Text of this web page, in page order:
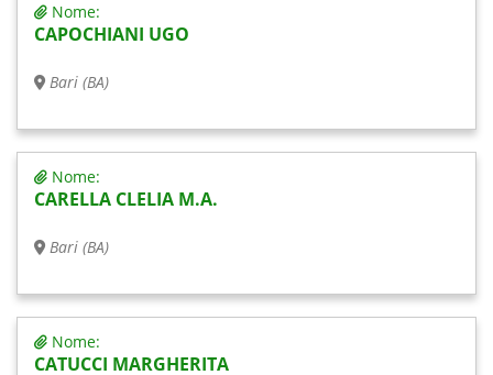
Nome:
CAPOCHIANI UGO
Bari (BA)
Nome:
CARELLA CLELIA M.A.
Bari (BA)
Nome:
CATUCCI MARGHERITA